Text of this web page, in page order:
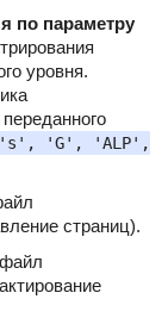
по параметру
уровня.
'G', 'ALP',
страниц).